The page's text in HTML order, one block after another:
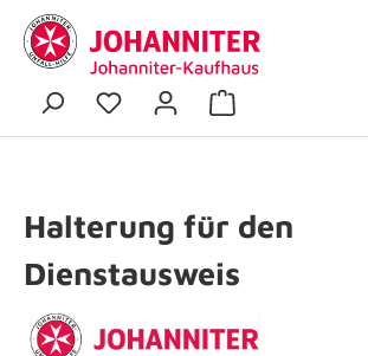
Halterung für den
Dienstausweis